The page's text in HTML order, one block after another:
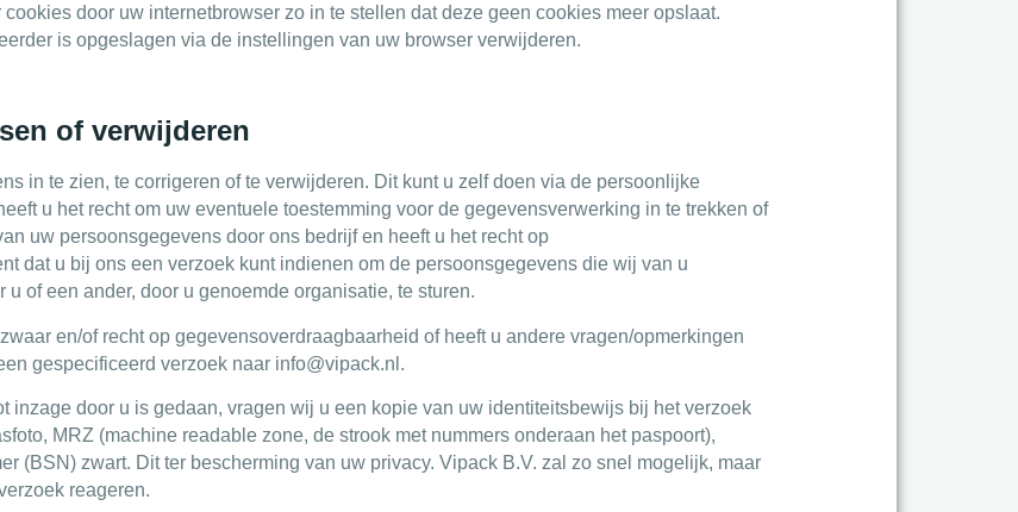
door uw internetbrowser zo in te stellen dat deze geen cookies meer opslaat.
is opgeslagen via de instellingen van uw browser verwijderen.
of verwijderen
in te zien, te corrigeren of te verwijderen. Dit kunt u zelf doen via de persoonlijke
u het recht om uw eventuele toestemming voor de gegevensverwerking in te trekken of
uw persoonsgegevens door ons bedrijf en heeft u het recht op
dat u bij ons een verzoek kunt indienen om de persoonsgegevens die wij van u
of een ander, door u genoemde organisatie, te sturen.
en/of recht op gegevensoverdraagbaarheid of heeft u andere vragen/opmerkingen
gespecificeerd verzoek naar info@vipack.nl.
inzage door u is gedaan, vragen wij u een kopie van uw identiteitsbewijs bij het verzoek
MRZ (machine readable zone, de strook met nummers onderaan het paspoort),
(BSN) zwart. Dit ter bescherming van uw privacy. Vipack B.V. zal zo snel mogelijk, maar
reageren.